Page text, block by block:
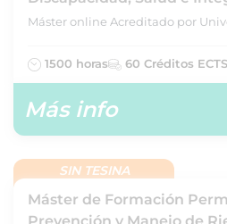
Máster online Acreditado por
1500 horas 60 Créditos ECTS
Más info
SIN TESINA
Máster de Formación